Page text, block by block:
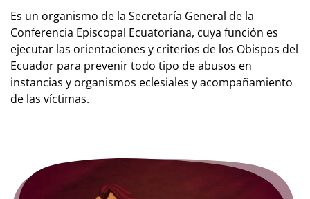
Es un organismo de la Secretaría General de la
Conferencia Episcopal Ecuatoriana, cuya función es
ejecutar las orientaciones y criterios de los Obispos del
Ecuador para prevenir todo tipo de abusos en
instancias y organismos eclesiales y acompañamiento
de las víctimas.